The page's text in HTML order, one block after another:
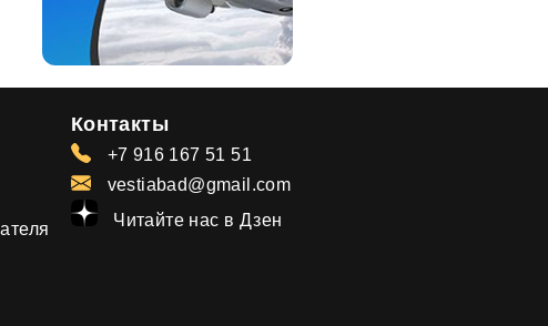
Контакты
+7 916 167 51 51
vestiabad@gmail.com
Читайте нас в Дзен